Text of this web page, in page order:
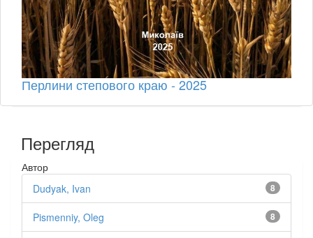
Перлини степового краю - 2025
Перегляд
Автор
8
Dudyak, Ivan
8
Pismenniy, Oleg